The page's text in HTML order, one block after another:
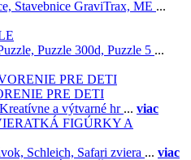
Stavebnice GraviTrax, ME ...
Puzzle 300d, Puzzle 5 ...
PRE DETI
Kreatívne a výtvarné hr ... viac
FIGÚRKY A
Schleich, Safari zviera ... viac